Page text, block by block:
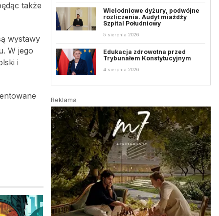
także
wystawy
W jego
i
Wielodniowe dyżury, podwójne
rozliczenia. Audyt miażdży
Szpital Południowy
5 sierpnia 2026
Edukacja zdrowotna przed
Trybunałem Konstytucyjnym
4 sierpnia 2026
Reklama